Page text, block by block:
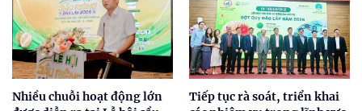
Nhiều chuỗi hoạt động lớn
Tiếp tục rà soát, triển khai